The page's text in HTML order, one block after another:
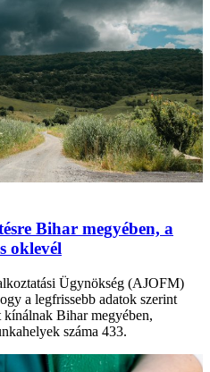
Bihar megyében, a
oklevél
Ügynökség (AJOFM)
a legfrissebb adatok szerint
kínálnak Bihar megyében,
száma 433.